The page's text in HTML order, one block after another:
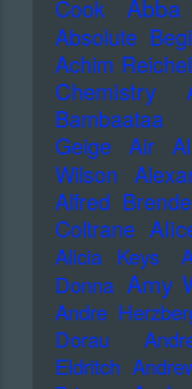
Cook
Abba
Absolute
Achim Reichel
Chemistry
Bambaataa
Geige
Air
Wilson
Alfred
Coltrane
Alicia Keys
Donna Amy
Andre
Dorau
Eldritch